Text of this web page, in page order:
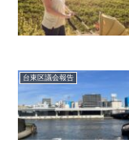
台東区議会報告